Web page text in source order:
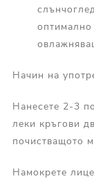
Начин на
Нанесете 2-3
леки кръгови
почистващото
Намокрете